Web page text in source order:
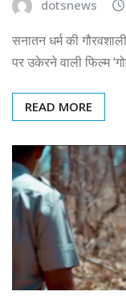
dotsnews
सनातन धर्म की
पर उकेरने वाली फिल्म
READ MORE